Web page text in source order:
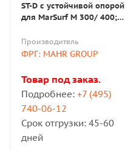
ST-D с устойчивой опорой
для MarSurf M 300/ 400;
Производитель
ФРГ: MAHR GROUP
Товар под заказ.
Подробнее: +7 (495)
740-06-12
Срок отгрузки: 45-60
дней